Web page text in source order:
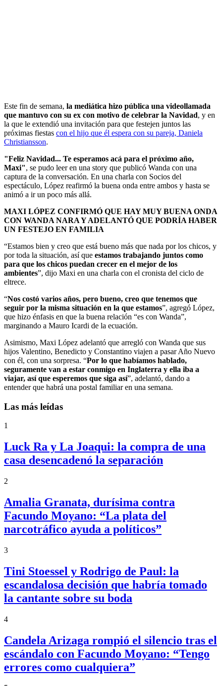
Este fin de semana, la mediática hizo pública una videollamada
que mantuvo con su ex con motivo de celebrar la Navidad, y en
la que le extendió una invitación para que festejen juntos las
próximas fiestas con el hijo que él espera con su pareja, Daniela
Christiansson.
"Feliz Navidad... Te esperamos acá para el próximo año,
Maxi", se pudo leer en una story que publicó Wanda con una
captura de la conversación. En una charla con Socios del
espectáculo, López reafirmó la buena onda entre ambos y hasta se
animó a ir un poco más allá.
MAXI LÓPEZ CONFIRMÓ QUE HAY MUY BUENA ONDA
CON WANDA NARA Y ADELANTÓ QUE PODRÍA HABER
UN FESTEJO EN FAMILIA
“Estamos bien y creo que está bueno más que nada por los chicos, y
por toda la situación, así que estamos trabajando juntos como
para que los chicos puedan crecer en el mejor de los
ambientes”, dijo Maxi en una charla con el cronista del ciclo de
eltrece.
“Nos costó varios años, pero bueno, creo que tenemos que
seguir por la misma situación en la que estamos”, agregó López,
que hizo énfasis en que la buena relación “es con Wanda”,
marginando a Mauro Icardi de la ecuación.
Asimismo, Maxi López adelantó que arregló con Wanda que sus
hijos Valentino, Benedicto y Constantino viajen a pasar Año Nuevo
con él, con una sorpresa. “Por lo que habíamos hablado,
seguramente van a estar conmigo en Inglaterra y ella iba a
viajar, así que esperemos que siga así”, adelantó, dando a
entender que habrá una postal familiar en una semana.
Las más leídas
1
Luck Ra y La Joaqui: la compra de una
casa desencadenó la separación
2
Amalia Granata, durísima contra
Facundo Moyano: “La plata del
narcotráfico ayuda a políticos”
3
Tini Stoessel y Rodrigo de Paul: la
escandalosa decisión que habría tomado
la cantante sobre su boda
4
Candela Arizaga rompió el silencio tras el
escándalo con Facundo Moyano: “Tengo
errores como cualquiera”